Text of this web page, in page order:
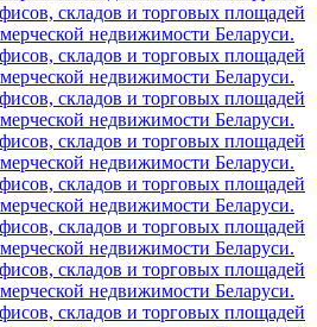
складов и торговых площадей
недвижимости Беларуси.
складов и торговых площадей
недвижимости Беларуси.
складов и торговых площадей
недвижимости Беларуси.
складов и торговых площадей
недвижимости Беларуси.
складов и торговых площадей
недвижимости Беларуси.
складов и торговых площадей
недвижимости Беларуси.
складов и торговых площадей
недвижимости Беларуси.
складов и торговых площадей